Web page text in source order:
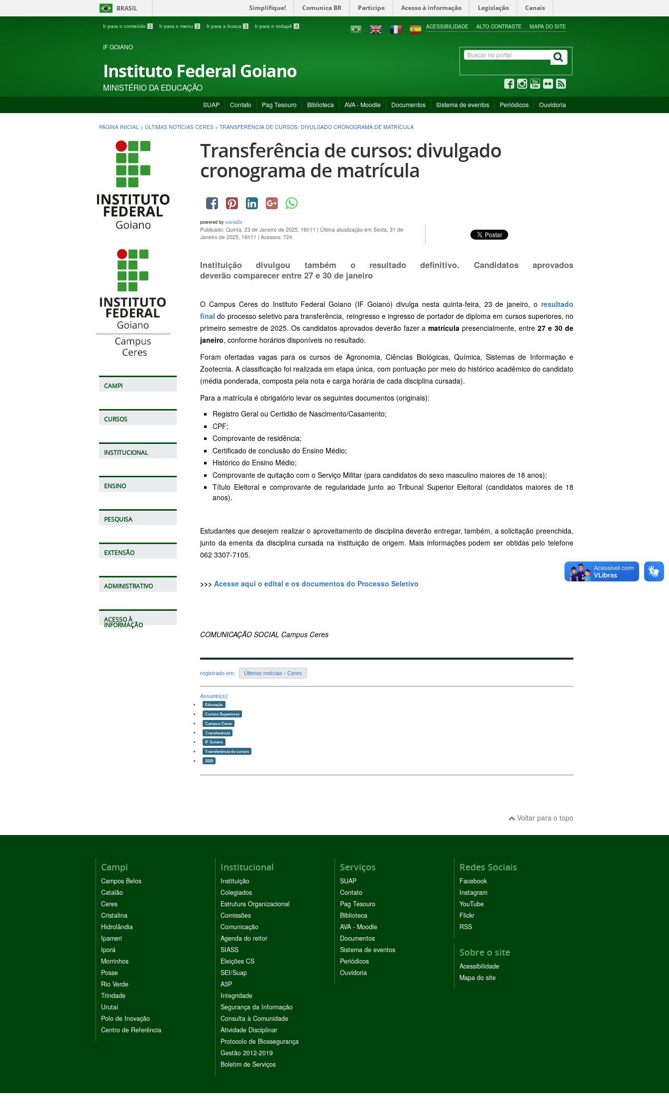
BRASIL Simplifique! Comunica BR Participe Acesso à informação Legislação Canais
Ir para o conteúdo 1 Ir para o menu 2 Ir para a busca 3 Ir para o rodapé 4 ACESSIBILIDADE ALTO CONTRASTE MAPA DO SITE
IF GOIANO
Instituto Federal Goiano
MINISTÉRIO DA EDUCAÇÃO
SUAP Contato Pag Tesouro Biblioteca AVA - Moodle Documentos Sistema de eventos Periódicos Ouvidoria
PÁGINA INICIAL > ÚLTIMAS NOTÍCIAS CERES > TRANSFERÊNCIA DE CURSOS: DIVULGADO CRONOGRAMA DE MATRÍCULA
CAMPI
CURSOS
INSTITUCIONAL
ENSINO
PESQUISA
EXTENSÃO
ADMINISTRATIVO
ACESSO À
INFORMAÇÃO
Transferência de cursos: divulgado
cronograma de matrícula
powered by social2s
Publicado: Quinta, 23 de Janeiro de 2025, 16h11 | Última atualização em Sexta, 31 de
Janeiro de 2025, 16h11 | Acessos: 724
Instituição divulgou também o resultado definitivo. Candidatos aprovados
deverão comparecer entre 27 e 30 de janeiro
O Campus Ceres do Instituto Federal Goiano (IF Goiano) divulga nesta quinta-feira, 23 de janeiro, o resultado
final do processo seletivo para transferência, reingresso e ingresso de portador de diploma em cursos superiores, no
primeiro semestre de 2025. Os candidatos aprovados deverão fazer amatrícula presencialmente, entre27 e 30 de
janeiro, conforme horários disponíveis no resultado.
Foram ofertadas vagas para os cursos de Agronomia, Ciências Biológicas, Química, Sistemas de Informação e
Zootecnia. A classificação foi realizada em etapa única, com pontuação por meio do histórico acadêmico do candidato
(média ponderada, composta pela nota e carga horária de cada disciplina cursada).
Para a matrícula é obrigatório levar os seguintes documentos (originais):
Registro Geral ou Certidão de Nascimento/Casamento;
CPF;
Comprovante de residência;
Certificado de conclusão do Ensino Médio;
Histórico do Ensino Médio;
Comprovante de quitação com o Serviço Militar (para candidatos do sexo masculino maiores de 18 anos);
Título Eleitoral e comprovante de regularidade junto ao Tribunal Superior Eleitoral (candidatos maiores de 18
anos).
Estudantes que desejem realizar o aproveitamento de disciplina deverão entregar, também, a solicitação preenchida,
junto da ementa da disciplina cursada na instituição de origem. Mais informações podem ser obtidas pelo telefone
062 3307-7105.
>>> Acesse aqui o edital e os documentos do Processo Seletivo
COMUNICAÇÃO SOCIAL Campus Ceres
registrado em: Últimas notícias - Ceres
Assunto(s):
Educação
Cursos Superiores
Campus Ceres
Transferência
IF Goiano
Transferência de cursos
2025
Voltar para o topo
Campi
Campos Belos
Catalão
Ceres
Cristalina
Hidrolândia
Ipameri
Iporá
Morrinhos
Posse
Rio Verde
Trindade
Urutaí
Polo de Inovação
Centro de Referência
Institucional
Instituição
Colegiados
Estrutura Organizacional
Comissões
Comunicação
Agenda do reitor
SIASS
Eleições CS
SEI/Suap
A3P
Integridade
Segurança da Informação
Consulta à Comunidade
Atividade Disciplinar
Protocolo de Biossegurança
Gestão 2012-2019
Boletim de Serviços
Serviços
SUAP
Contato
Pag Tesouro
Biblioteca
AVA - Moodle
Documentos
Sistema de eventos
Periódicos
Ouvidoria
Redes Sociais
Facebook
Instagram
YouTube
Flickr
RSS
Sobre o site
Acessibilidade
Mapa do site